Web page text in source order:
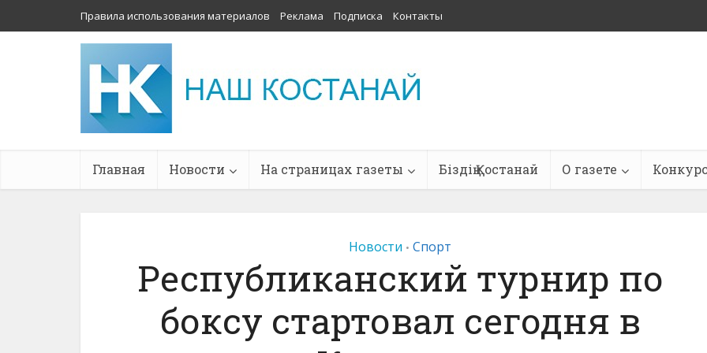
Правила использования материалов Реклама Подписка Контакты
Главная Новости На страницах газеты Біздің Қостанай О газете
Новости • Спорт
Республиканский турнир по
боксу стартовал сегодня в